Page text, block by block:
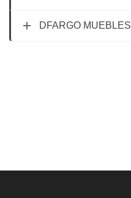
DFARGO MUEBLES